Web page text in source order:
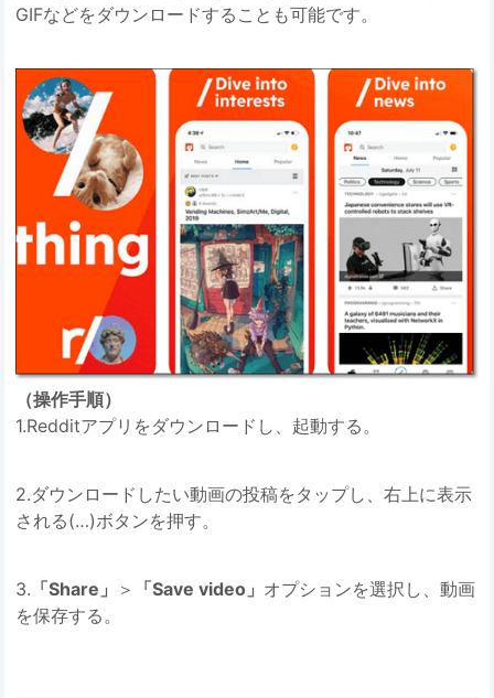
GIFなどをダウンロードすることも可能です。
（操作手順）
1.Redditアプリをダウンロードし、起動する。
2.ダウンロードしたい動画の投稿をタップし、右上に表示
される(…)ボタンを押す。
3. 「Share」 ＞ 「Save video」 オプションを選択し、動画
を保存する。